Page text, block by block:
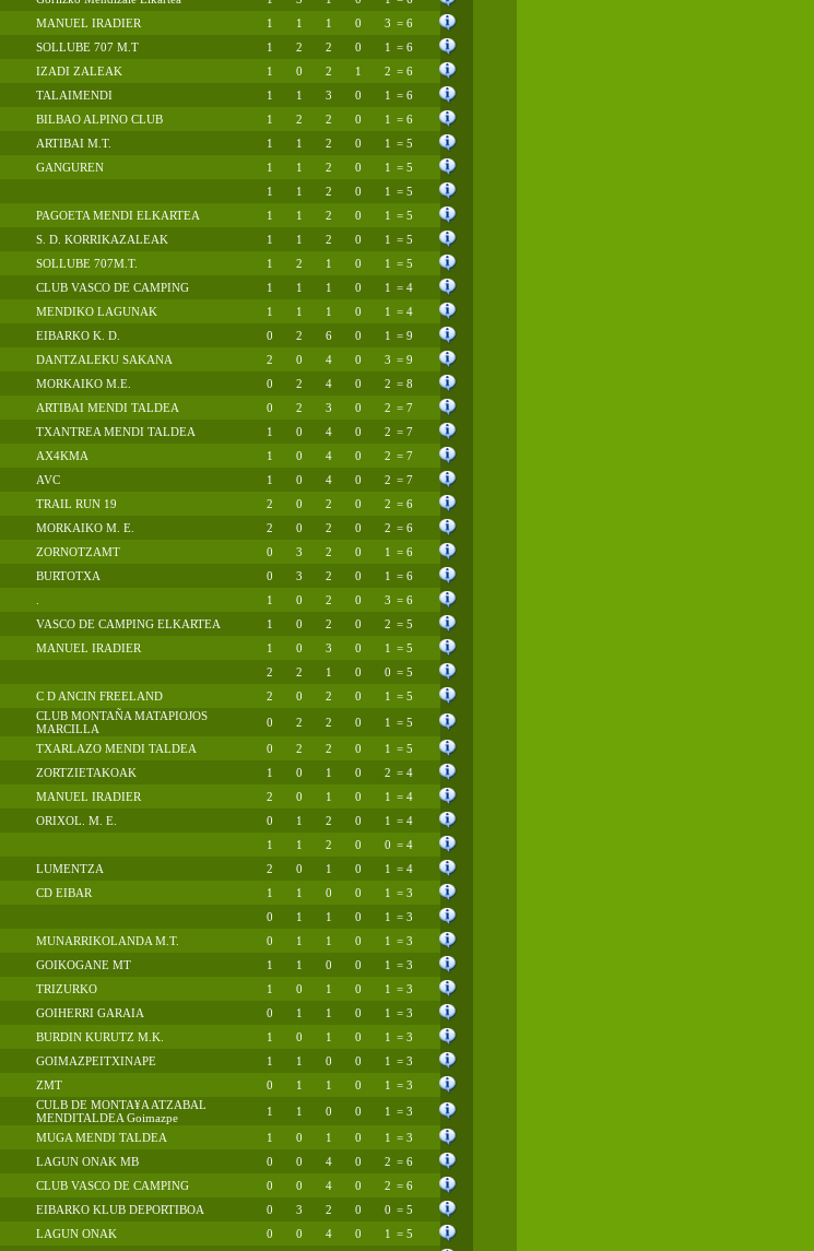
MANUEL IRADIER 1 1 1 0 3 = 6
SOLLUBE 707 M.T 1 2 2 0 1 = 6
IZADI ZALEAK 1 0 2 1 2 = 6
TALAIMENDI 1 1 3 0 1 = 6
BILBAO ALPINO CLUB 1 2 2 0 1 = 6
ARTIBAI M.T. 1 1 2 0 1 = 5
GANGUREN 1 1 2 0 1 = 5
1 1 2 0 1 = 5
PAGOETA MENDI ELKARTEA 1 1 2 0 1 = 5
S. D. KORRIKAZALEAK 1 1 2 0 1 = 5
SOLLUBE 707M.T. 1 2 1 0 1 = 5
CLUB VASCO DE CAMPING 1 1 1 0 1 = 4
MENDIKO LAGUNAK 1 1 1 0 1 = 4
EIBARKO K. D. 0 2 6 0 1 = 9
DANTZALEKU SAKANA 2 0 4 0 3 = 9
MORKAIKO M.E. 0 2 4 0 2 = 8
ARTIBAI MENDI TALDEA 0 2 3 0 2 = 7
TXANTREA MENDI TALDEA 1 0 4 0 2 = 7
AX4KMA 1 0 4 0 2 = 7
AVC 1 0 4 0 2 = 7
TRAIL RUN 19 2 0 2 0 2 = 6
MORKAIKO M. E. 2 0 2 0 2 = 6
ZORNOTZAMT 0 3 2 0 1 = 6
BURTOTXA 0 3 2 0 1 = 6
1 0 2 0 3 = 6
VASCO DE CAMPING ELKARTEA 1 0 2 0 2 = 5
MANUEL IRADIER 1 0 3 0 1 = 5
2 2 1 0 0 = 5
C D ANCIN FREELAND 2 0 2 0 1 = 5
CLUB MONTAÑA MATAPIOJOS
MARCILLA
0 2 2 0 1 = 5
TXARLAZO MENDI TALDEA 0 2 2 0 1 = 5
ZORTZIETAKOAK 1 0 1 0 2 = 4
MANUEL IRADIER 2 0 1 0 1 = 4
ORIXOL. M. E. 0 1 2 0 1 = 4
1 1 2 0 0 = 4
LUMENTZA 2 0 1 0 1 = 4
CD EIBAR 1 1 0 0 1 = 3
0 1 1 0 1 = 3
MUNARRIKOLANDA M.T. 0 1 1 0 1 = 3
GOIKOGANE MT 1 1 0 0 1 = 3
TRIZURKO 1 0 1 0 1 = 3
GOIHERRI GARAIA 0 1 1 0 1 = 3
BURDIN KURUTZ M.K. 1 0 1 0 1 = 3
GOIMAZPEITXINAPE 1 1 0 0 1 = 3
ZMT 0 1 1 0 1 = 3
CULB DE MONTA¥A ATZABAL
MENDITALDEA Goimazpe
1 1 0 0 1 = 3
MUGA MENDI TALDEA 1 0 1 0 1 = 3
LAGUN ONAK MB 0 0 4 0 2 = 6
CLUB VASCO DE CAMPING 0 0 4 0 2 = 6
EIBARKO KLUB DEPORTIBOA 0 3 2 0 0 = 5
LAGUN ONAK 0 0 4 0 1 = 5